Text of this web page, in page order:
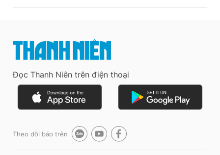
Đọc Thanh Niên trên điện thoại
Theo dõi báo trên